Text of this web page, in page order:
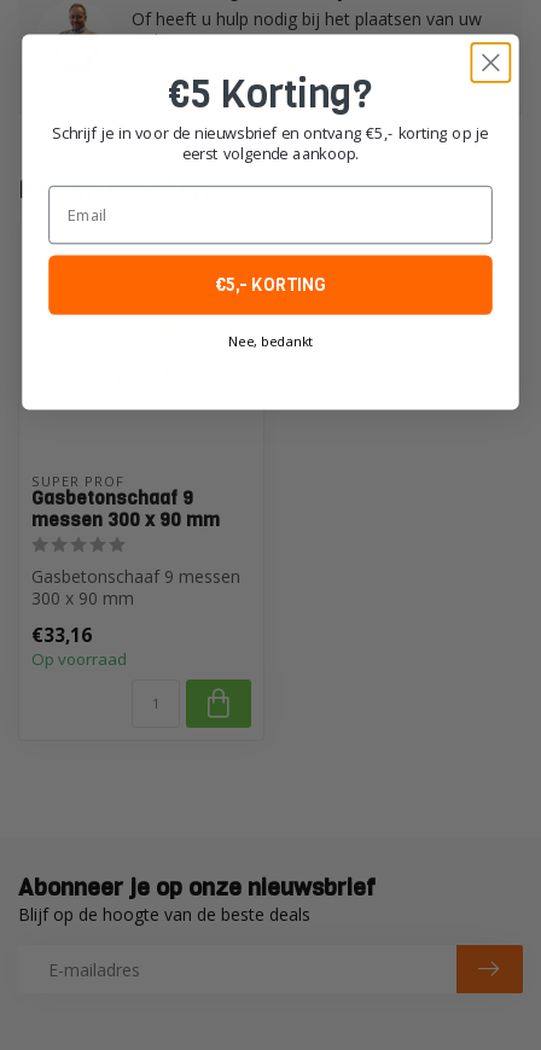
Of heeft u hulp nodig bij het plaatsen van uw
order?
klantenservice!
Recent bekeken
SUPER PROF
Gasbetonschaaf 9
messen 300 x 90 mm
Gasbetonschaaf 9 messen
300 x 90 mm
€33,16
Op voorraad
Abonneer je op onze nieuwsbrief
Blijf op de hoogte van de beste deals
€5 Korting?
Schrijf je in voor de nieuwsbrief en ontvang €5,- korting op je
eerst volgende aankoop.
Email
€5,- KORTING
Nee, bedankt